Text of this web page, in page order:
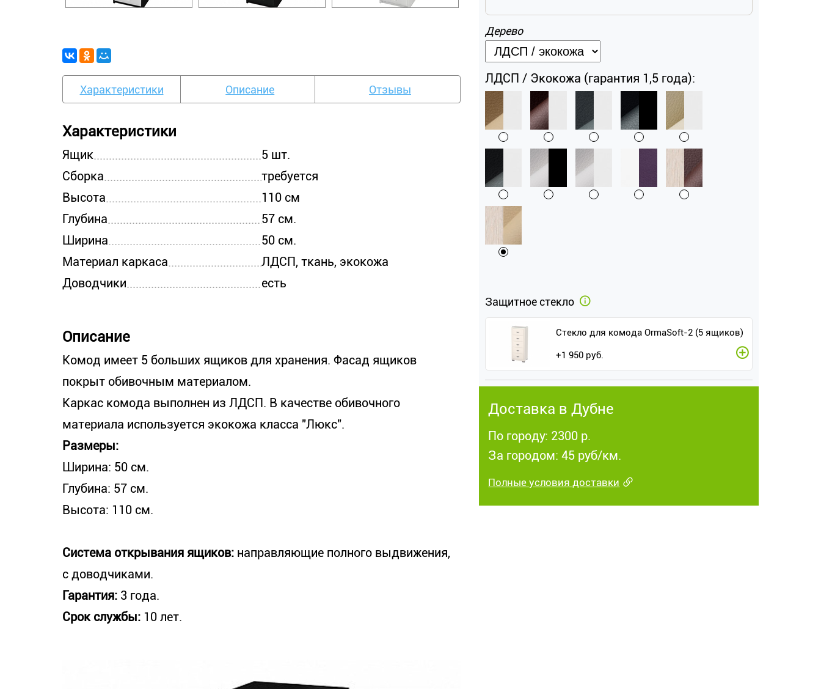
Характеристики Описание Отзывы
Характеристики
Ящик
5 шт.
Сборка
требуется
Высота
110 см
Глубина
57 см.
Ширина
50 см.
Материал каркаса
ЛДСП, ткань, экокожа
Доводчики
есть
Описание
Комод имеет 5 больших ящиков для хранения. Фасад ящиков
покрыт обивочным материалом.
Каркас комода выполнен из ЛДСП. В качестве обивочного
материала используется экокожа класса "Люкс".
Размеры:
Ширина: 50 см.
Глубина: 57 см.
Высота: 110 см.
Система открывания ящиков: направляющие полного выдвижения,
с доводчиками.
Гарантия: 3 года.
Срок службы: 10 лет.
Дерево
ЛДСП / Экокожа (гарантия 1,5 года):
Защитное стекло
Стекло для комода OrmaSoft-2 (5 ящиков)
+1 950 руб.
Доставка в Дубне
По городу: 2300 р.
За городом: 45 руб/км.
Полные условия доставки